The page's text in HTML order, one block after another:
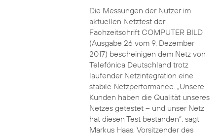
Die Messungen der Nutzer im
aktuellen Netztest der
Fachzeitschrift COMPUTER BILD
(Ausgabe 26 vom 9. Dezember
2017) bescheinigen dem Netz von
Telefónica Deutschland trotz
laufender Netzintegration eine
stabile Netzperformance. „Unsere
Kunden haben die Qualität unseres
Netzes getestet – und unser Netz
hat diesen Test bestanden“, sagt
Markus Haas, Vorsitzender des